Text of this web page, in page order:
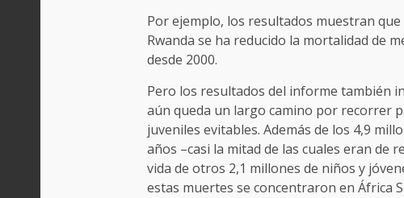
Por ejemplo, los resultados muestran
Rwanda se ha reducido la mortalidad de
desde 2000.
Pero los resultados del informe también
aún queda un largo camino por recorrer
juveniles evitables. Además de los 4,9
años –casi la mitad de las cuales eran de
vida de otros 2,1 millones de niños y
estas muertes se concentraron en África